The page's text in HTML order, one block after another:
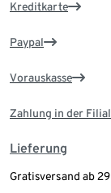
Kreditkarte
Paypal
Vorauskasse
Zahlung in der
Lieferung
Gratisversand ab